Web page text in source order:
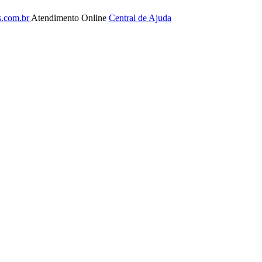
Atendimento Online Central de Ajuda